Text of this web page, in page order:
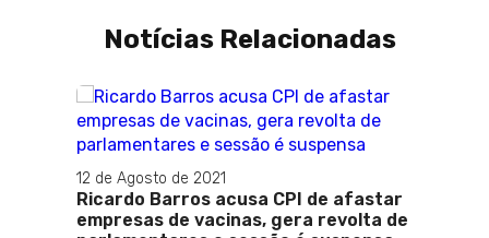
Notícias Relacionadas
12 de Agosto de 2021
Ricardo Barros acusa CPI de afastar
empresas de vacinas, gera revolta de